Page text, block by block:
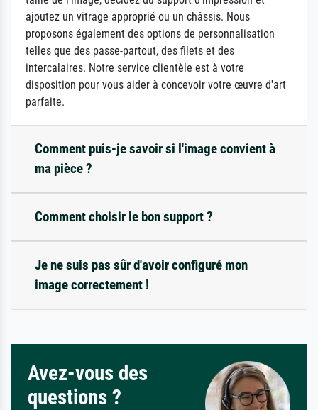
ajoutez un vitrage approprié ou un châssis. Nous
proposons également des options de personnalisation
telles que des passe-partout, des filets et des
intercalaires. Notre service clientèle est à votre
disposition pour vous aider à concevoir votre œuvre d'art
parfaite.
Comment puis-je savoir si l'image convient à
ma pièce ?
Comment choisir le bon support ?
Je ne suis pas sûr d'avoir configuré mon
image correctement !
Avez-vous des
questions ?